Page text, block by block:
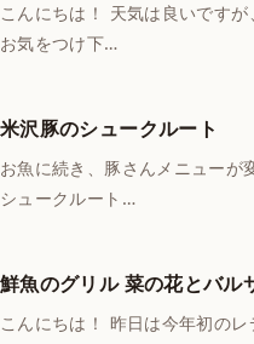
こんにちは！ 天気は良いです
お気をつけ下…
米沢豚のシュークルート
お魚に続き、豚さんメニューが
シュークルート…
鮮魚のグリル 菜の花とバル
こんにちは！ 昨日は今年初の